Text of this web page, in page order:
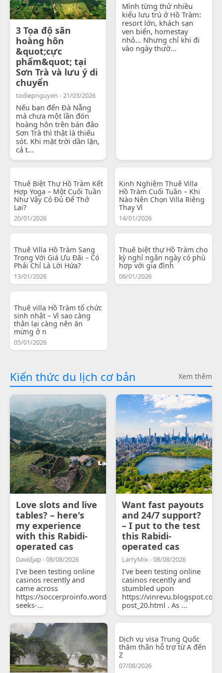
3 Tọa độ săn
hoàng hôn
&quot;cực
phẩm&quot; tại
Sơn Trà và lưu ý di
chuyển
todiepnguyen - 21/03/2026
Nếu bạn đến Đà Nẵng
mà chưa một lần đón
hoàng hôn trên bán đảo
Sơn Trà thì thật là thiếu
sót. Khi mặt trời dần lặn,
cả t...
Mình từng thử nhiều
kiểu lưu trú ở Hồ Tràm:
resort lớn, khách sạn
ven biển, homestay
nhỏ… Nhưng chỉ khi đi
vào ngày thườ...
Thuê Biệt Thự Hồ Tràm Kết
Hợp Yoga – Một Cuối Tuần
Như Vậy Có Đủ Để Thở
Lại?
20/01/2026
Kinh Nghiệm Thuê Villa
Hồ Tràm Cuối Tuần – Khi
Nào Nên Chọn Villa Riêng
Thay Vì
14/01/2026
Thuê Villa Hồ Tràm Sang
Trọng Với Giá Ưu Đãi – Có
Phải Chỉ Là Lời Hứa?
13/01/2026
Thuê biệt thự Hồ Tràm cho
kỳ nghỉ ngắn ngày có phù
hợp với gia đình
06/01/2026
Thuê villa Hồ Tràm tổ chức
sinh nhật – Vì sao càng
thân lại càng nên ăn
mừng ở n
05/01/2026
Kiến thức du lịch cơ bản Xem thêm
Love slots and live
tables? – here's
my experience
with this Rabidi-
operated cas
Davidjap - 08/08/2026
I've been testing online
casinos recently and
came across
https://soccerproinfo.wordpress.com/2026/07/11/courtois-
seeks-...
Want fast payouts
and 24/7 support?
– I put to the test
this Rabidi-
operated cas
LarryMix - 08/08/2026
I've been testing online
casinos recently and
stumbled upon
https://
post_20.html . As ...
Dịch vụ visa Trung Quốc
thăm thân hỗ trợ từ A đến
Z
07/08/2026